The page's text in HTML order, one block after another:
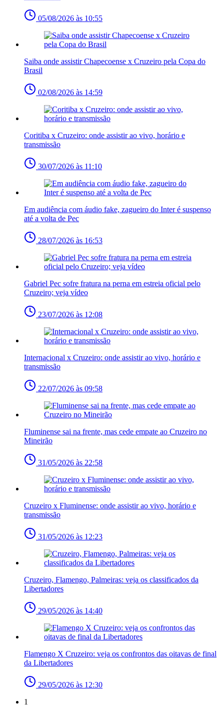
05/08/2026 às 10:55
Saiba onde assistir Chapecoense x Cruzeiro pela Copa do
Brasil
02/08/2026 às 14:59
Coritiba x Cruzeiro: onde assistir ao vivo, horário e
transmissão
30/07/2026 às 11:10
Em audiência com áudio fake, zagueiro do Inter é suspenso
até a volta de Pec
28/07/2026 às 16:53
Gabriel Pec sofre fratura na perna em estreia oficial pelo
Cruzeiro; veja vídeo
23/07/2026 às 12:08
Internacional x Cruzeiro: onde assistir ao vivo, horário e
transmissão
22/07/2026 às 09:58
Fluminense sai na frente, mas cede empate ao Cruzeiro no
Mineirão
31/05/2026 às 22:58
Cruzeiro x Fluminense: onde assistir ao vivo, horário e
transmissão
31/05/2026 às 12:23
Cruzeiro, Flamengo, Palmeiras: veja os classificados da
Libertadores
29/05/2026 às 14:40
Flamengo X Cruzeiro: veja os confrontos das oitavas de final
da Libertadores
29/05/2026 às 12:30
1